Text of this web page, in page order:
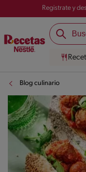
Registrate y
Blog culinario